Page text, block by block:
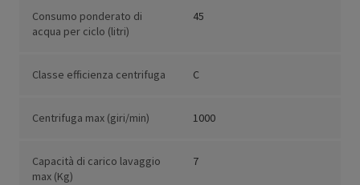
Consumo ponderato di
acqua per ciclo (litri)
45
Classe efficienza centrifuga C
Centrifuga max (giri/min) 1000
Capacità di carico lavaggio
max (Kg)
7